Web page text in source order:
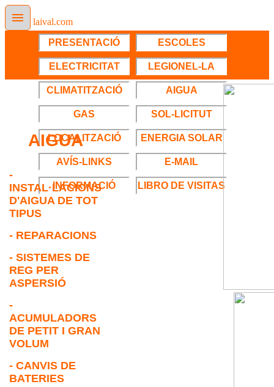
laival.com
PRESENTACIÓ
ESCOLES
ELECTRICITAT LEGIONEL-LA
CLIMATITZACIÓ AIGUA
GAS SOL-LICITUT
LOCALITZACIÓ ENERGIA SOLAR
AVÍS-LINKS E-MAIL
INFORMACIÓ LIBRO DE VISITAS
AIGUA
-
INSTAL·LACIONS
D'AIGUA DE TOT
TIPUS
- REPARACIONS
- SISTEMES DE
REG PER
ASPERSIÓ
-
ACUMULADORS
DE PETIT I GRAN
VOLUM
- CANVIS DE
BATERIES